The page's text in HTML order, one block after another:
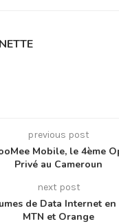
previous post
Mobile, le 4ème
Privé au Cameroun
next post
de Data Internet
MTN et Orange